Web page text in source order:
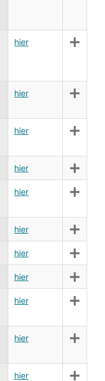
hier
hier
hier
hier
hier
hier
hier
hier
hier
hier
hier